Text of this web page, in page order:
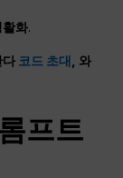
활화.
다 코드 초대 , 와
프트